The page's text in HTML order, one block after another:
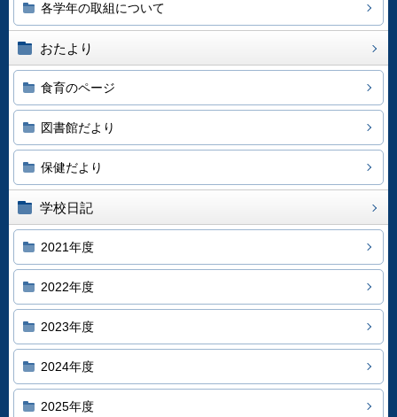
各学年の取組について
おたより
食育のページ
図書館だより
保健だより
学校日記
2021年度
2022年度
2023年度
2024年度
2025年度